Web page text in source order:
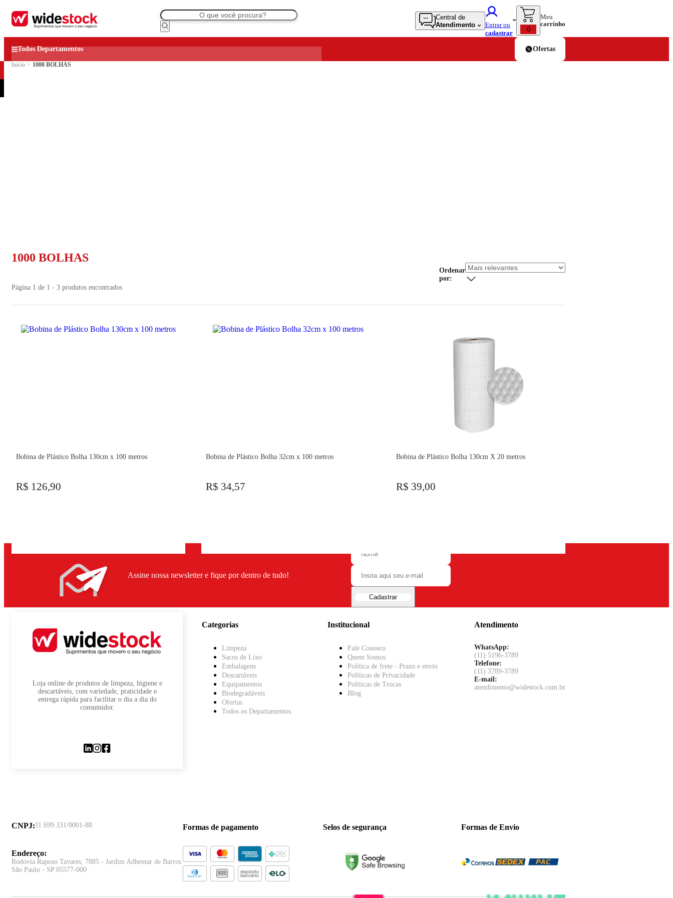
Central de
Atendimento
Entrar ou
cadastrar
0
Meu
carrinho
Todos Departamentos Ofertas
Início > 1000 BOLHAS
1000 BOLHAS
Página 1 de 1 - 3 produtos encontrados
Ordenar
por:
Bobina de Plástico Bolha 130cm x 100 metros
R$ 126,90
Bobina de Plástico Bolha 32cm x 100 metros
R$ 34,57
Bobina de Plástico Bolha 130cm X 20 metros
R$ 39,00
Assine nossa newsletter e fique por dentro de tudo!
Cadastrar
Loja online de produtos de limpeza, higiene e
descartáveis, com variedade, praticidade e
entrega rápida para facilitar o dia a dia do
consumidor.
Categorias
Limpeza
Sacos de Lixo
Embalagens
Descartáveis
Equipamentos
Biodegradáveis
Ofertas
Todos os Departamentos
Institucional
Fale Conosco
Quem Somos
Política de frete - Prazo e envio
Políticas de Privacidade
Políticas de Trocas
Blog
Atendimento
WhatsApp:
(11) 5196-3789
Telefone:
(11) 3789-3789
E-mail:
atendimento@widestock.com.br
CNPJ:11.699.331/0001-88
Endereço:
Rodovia Raposo Tavares, 7885 - Jardim Adhemar de Barros
São Paulo - SP 05577-000
Formas de pagamento Selos de segurança Formas de Envio